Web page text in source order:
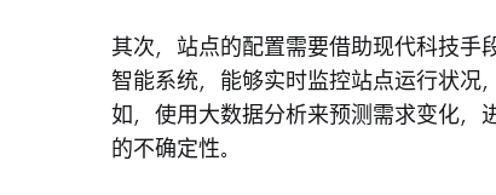
其次，站点的配置需要借助现代科技手
智能系统，能够实时监控站点运行状况
如，使用大数据分析来预测需求变化，
的不确定性。